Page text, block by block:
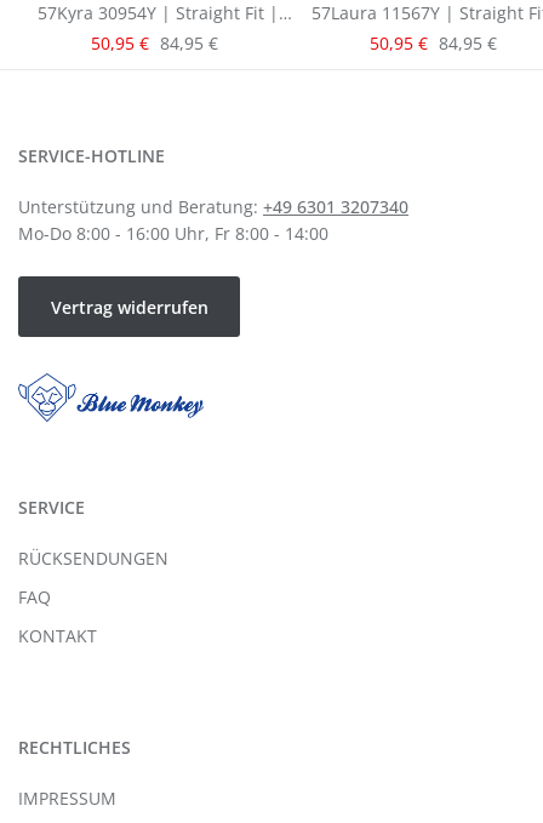
57Kyra 30954Y | Straight Fit |
Cord
Verkaufspreis:
50,95 € Regulärer Preis:
84,95 €
57Laura 11567Y | Straight
Animal Print | Brown
Verkaufspreis:
50,95 € Regulärer
84,95 €
SERVICE-HOTLINE
Unterstützung und Beratung: +49 6301 3207340
Mo-Do 8:00 - 16:00 Uhr, Fr 8:00 - 14:00
Vertrag widerrufen
SERVICE
RÜCKSENDUNGEN
FAQ
KONTAKT
RECHTLICHES
IMPRESSUM